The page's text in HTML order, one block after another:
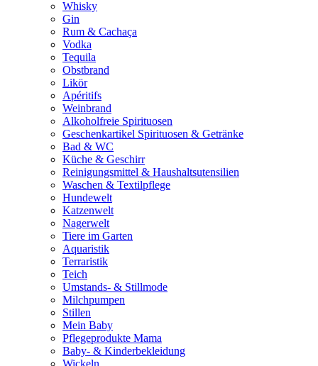
Whisky
Gin
Rum & Cachaça
Vodka
Tequila
Obstbrand
Likör
Apéritifs
Weinbrand
Alkoholfreie Spirituosen
Geschenkartikel Spirituosen & Getränke
Bad & WC
Küche & Geschirr
Reinigungsmittel & Haushaltsutensilien
Waschen & Textilpflege
Hundewelt
Katzenwelt
Nagerwelt
Tiere im Garten
Aquaristik
Terraristik
Teich
Umstands- & Stillmode
Milchpumpen
Stillen
Mein Baby
Pflegeprodukte Mama
Baby- & Kinderbekleidung
Wickeln